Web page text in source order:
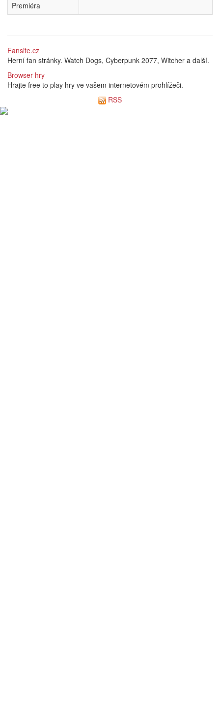
Premiéra
Fansite.cz
Herní fan stránky. Watch Dogs, Cyberpunk 2077, Witcher a další.
Browser hry
Hrajte free to play hry ve vašem internetovém prohlížeči.
RSS